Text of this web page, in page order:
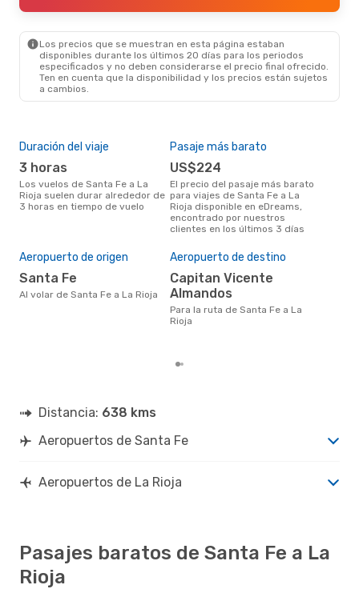
Los precios que se muestran en esta página estaban
disponibles durante los últimos 20 días para los periodos
especificados y no deben considerarse el precio final ofrecido.
Ten en cuenta que la disponibilidad y los precios están sujetos
a cambios.
Duración del viaje
3 horas
Los vuelos de Santa Fe a La
Rioja suelen durar alrededor de
3 horas en tiempo de vuelo
Pasaje más barato
US$224
El precio del pasaje más barato
para viajes de Santa Fe a La
Rioja disponible en eDreams,
encontrado por nuestros
clientes en los últimos 3 días
Aeropuerto de origen
Santa Fe
Al volar de Santa Fe a La Rioja
Aeropuerto de destino
Capitan Vicente
Almandos
Para la ruta de Santa Fe a La
Rioja
Distancia: 638 kms
Aeropuertos de Santa Fe
Aeropuertos de La Rioja
Pasajes baratos de Santa Fe a La
Rioja